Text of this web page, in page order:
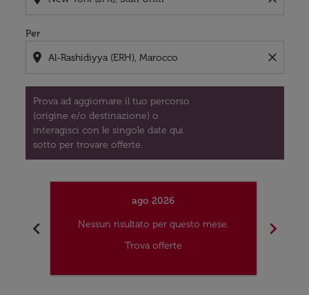
Per
location_on close
Prova ad aggiornare il tuo percorso
(origine e/o destinazione) o
interagisci con le singole date qui
sotto per trovare offerte.
chevron_left
ago 2026
Nessun risultato per questo mese.
Trova offerte
chevron_right